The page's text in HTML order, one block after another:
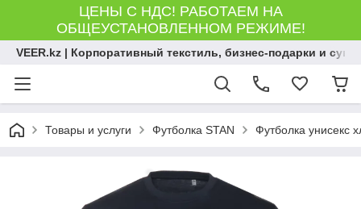
ЦЕНЫ С НДС! РАБОТАЕМ НА
ОБЩЕУСТАНОВЛЕННОМ РЕЖИМЕ!
VEER.kz | Корпоративный текстиль, бизнес-подарки и
Товары и услуги Футболка STAN Футболка унисекс